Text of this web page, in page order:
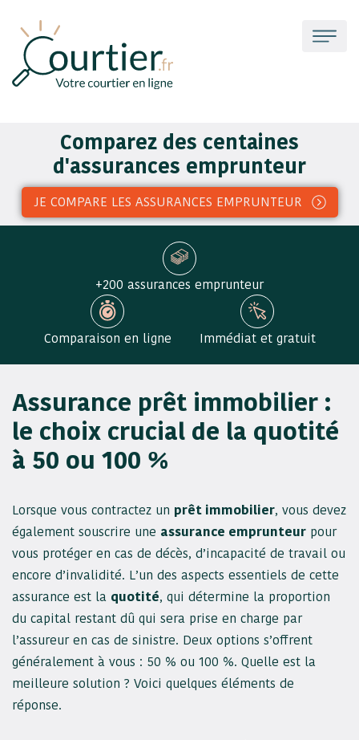
Comparez des centaines
d'assurances emprunteur
JE COMPARE LES ASSURANCES EMPRUNTEUR
+200 assurances emprunteur
Comparaison en ligne Immédiat et gratuit
Assurance prêt immobilier :
le choix crucial de la quotité
à 50 ou 100 %
Lorsque vous contractez un prêt immobilier, vous devez
également souscrire une assurance emprunteur pour
vous protéger en cas de décès, d’incapacité de travail ou
encore d’invalidité. L’un des aspects essentiels de cette
assurance est la quotité, qui détermine la proportion
du capital restant dû qui sera prise en charge par
l’assureur en cas de sinistre. Deux options s’offrent
généralement à vous : 50 % ou 100 %. Quelle est la
meilleure solution ? Voici quelques éléments de
réponse.